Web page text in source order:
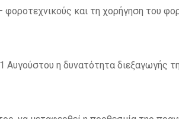
και τη χορήγηση του
Αυγούστου η δυνατότητα διεξαγωγής